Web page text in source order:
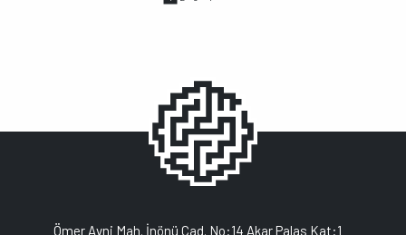
Ömer Avni Mah. İnönü Cad. No:14 Akar Palas Kat:1